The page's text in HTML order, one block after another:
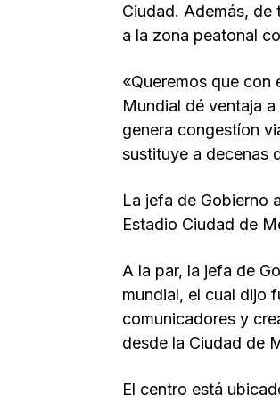
Ciudad. Además, de
a la zona peatonal
«Queremos que con
Mundial dé ventaja
genera congestíon
sustituye a decenas
La jefa de Gobierno
Estadio Ciudad de
A la par, la jefa de
mundial, el cual dijo
comunicadores y
desde la Ciudad de
El centro está